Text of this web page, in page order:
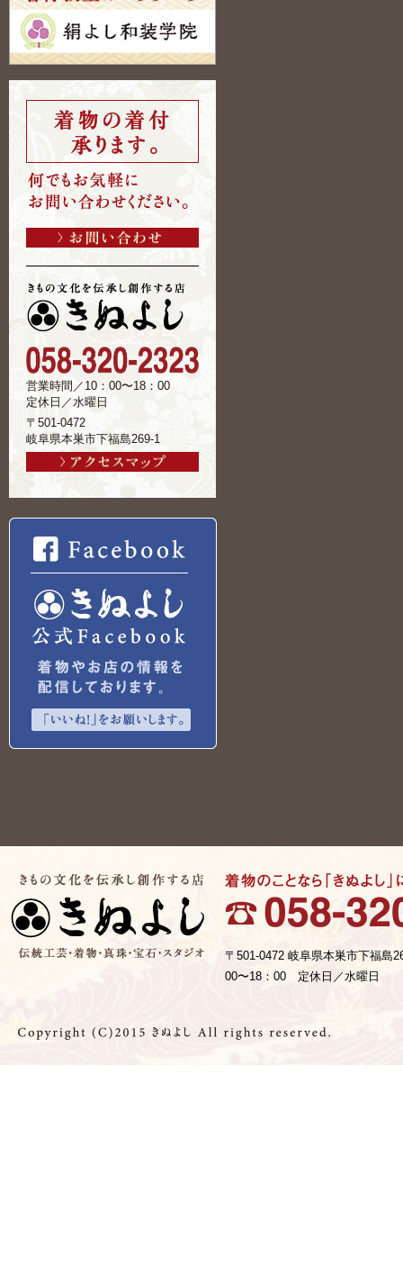
営業時間／10：00〜18：00
定休日／水曜日
〒501-0472
岐阜県本巣市下福島269-1
〒501-0472 岐阜県本巣市下福島
00〜18：00 定休日／水曜日